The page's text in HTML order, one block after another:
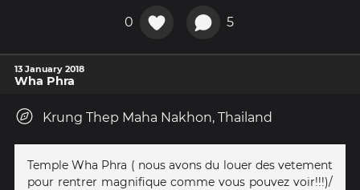
0 5
13 January 2018
Wha Phra
Krung Thep Maha Nakhon, Thailand
Temple Wha Phra ( nous avons du louer des vetement
pour rentrer magnifique comme vous pouvez voir!!!)/